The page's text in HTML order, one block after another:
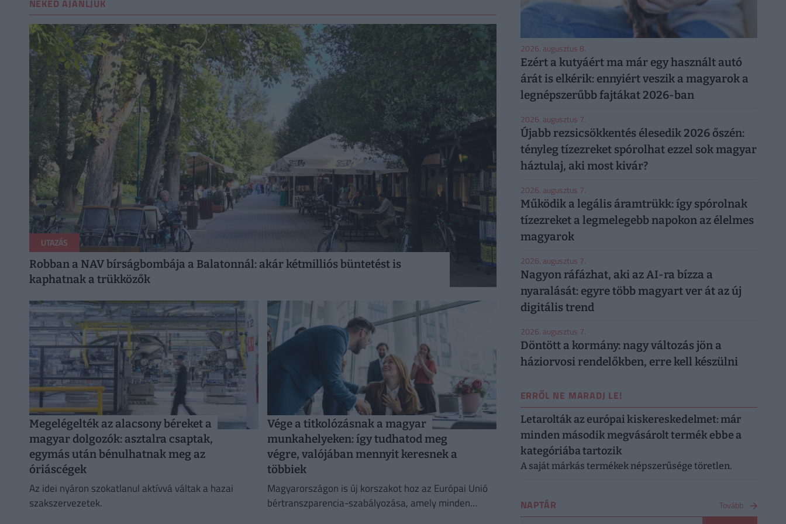
NEKED AJÁNLJUK
UTAZÁS
Robban a NAV bírságbombája a Balatonnál: akár kétmilliós büntetést is
kaphatnak a trükközők
Megelégelték az alacsony béreket a
magyar dolgozók: asztalra csaptak,
egymás után bénulhatnak meg az
óriáscégek
Az idei nyáron szokatlanul aktívvá váltak a hazai
szakszervezetek.
Vége a titkolózásnak a magyar
munkahelyeken: így tudhatod meg
végre, valójában mennyit keresnek a
többiek
Magyarországon is új korszakot hoz az Európai Unió
bértranszparencia-szabályozása, amely minden
2026. augusztus 8.
Ezért a kutyáért ma már egy használt autó
árát is elkérik: ennyiért veszik a magyarok a
legnépszerűbb fajtákat 2026-ban
2026. augusztus 7.
Újabb rezsicsökkentés élesedik 2026 őszén:
tényleg tízezreket spórolhat ezzel sok magyar
háztulaj, aki most kivár?
2026. augusztus 7.
Működik a legális áramtrükk: így spórolnak
tízezreket a legmelegebb napokon az élelmes
magyarok
2026. augusztus 7.
Nagyon ráfázhat, aki az AI-ra bízza a
nyaralását: egyre több magyart ver át az új
digitális trend
2026. augusztus 7.
Döntött a kormány: nagy változás jön a
háziorvosi rendelőkben, erre kell készülni
ERRŐL NE MARADJ LE!
Letarolták az európai kiskereskedelmet: már
minden második megvásárolt termék ebbe a
kategóriába tartozik
A saját márkás termékek népszerűsége töretlen.
NAPTÁR Tovább